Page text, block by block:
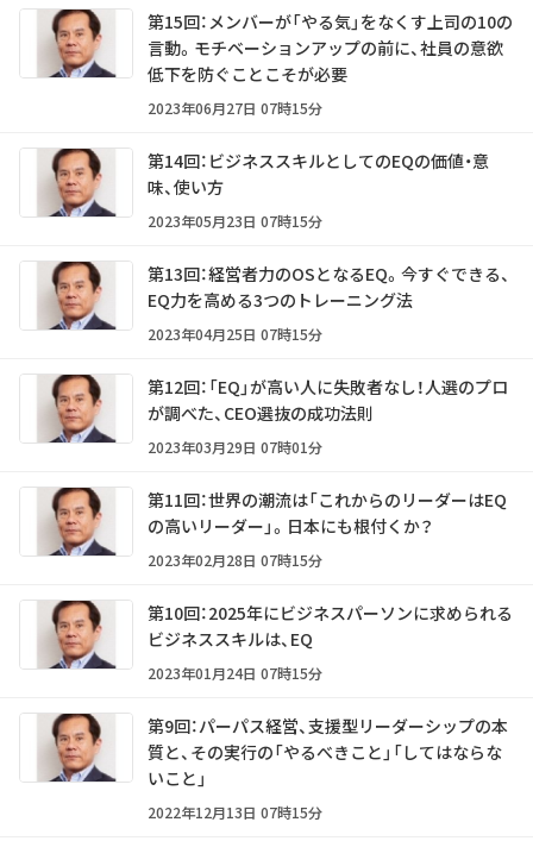
第15回：メンバーが「やる気」をなくす上司の10の
言動。モチベーションアップの前に、社員の意欲
低下を防ぐことこそが必要
2023年06月27日 07時15分
第14回：ビジネススキルとしてのEQの価値・意
味、使い方
2023年05月23日 07時15分
第13回：経営者力のOSとなるEQ。今すぐできる、
EQ力を高める3つのトレーニング法
2023年04月25日 07時15分
第12回：「EQ」が高い人に失敗者なし！人選のプロ
が調べた、CEO選抜の成功法則
2023年03月29日 07時01分
第11回：世界の潮流は「これからのリーダーはEQ
の高いリーダー」。日本にも根付くか？
2023年02月28日 07時15分
第10回：2025年にビジネスパーソンに求められる
ビジネススキルは、EQ
2023年01月24日 07時15分
第9回：パーパス経営、支援型リーダーシップの本
質と、その実行の「やるべきこと」「してはならな
いこと」
2022年12月13日 07時15分